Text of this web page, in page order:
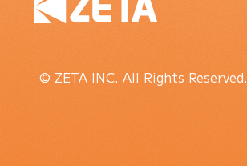
© ZETA INC. All Rights Reserved.